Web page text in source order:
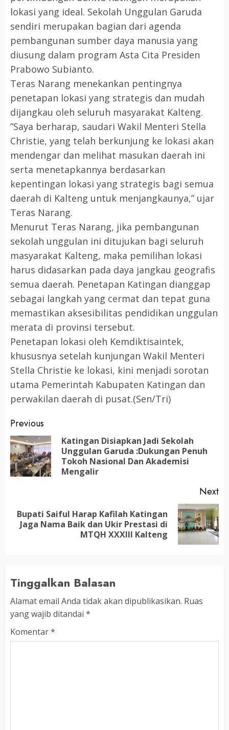
lokasi yang ideal. Sekolah Unggulan Garuda
sendiri merupakan bagian dari agenda
pembangunan sumber daya manusia yang
diusung dalam program Asta Cita Presiden
Prabowo Subianto.
​Teras Narang menekankan pentingnya
penetapan lokasi yang strategis dan mudah
dijangkau oleh seluruh masyarakat Kalteng.​
”Saya berharap, saudari Wakil Menteri Stella
Christie, yang telah berkunjung ke lokasi akan
mendengar dan melihat masukan daerah ini
serta menetapkannya berdasarkan
kepentingan lokasi yang strategis bagi semua
daerah di Kalteng untuk menjangkaunya,” ujar
Teras Narang.
​Menurut Teras Narang, jika pembangunan
sekolah unggulan ini ditujukan bagi seluruh
masyarakat Kalteng, maka pemilihan lokasi
harus didasarkan pada daya jangkau geografis
semua daerah. Penetapan Katingan dianggap
sebagai langkah yang cermat dan tepat guna
memastikan aksesibilitas pendidikan unggulan
merata di provinsi tersebut.
​Penetapan lokasi oleh Kemdiktisaintek,
khususnya setelah kunjungan Wakil Menteri
Stella Christie ke lokasi, kini menjadi sorotan
utama Pemerintah Kabupaten Katingan dan
perwakilan daerah di pusat.(Sen/Tri)
Post
navigation
Previous
Katingan Disiapkan Jadi Sekolah
Unggulan Garuda :Dukungan Penuh
Tokoh Nasional Dan Akademisi
Mengalir
Next
Next
Bupati Saiful Harap Kafilah Katingan
Jaga Nama Baik dan Ukir Prestasi di
MTQH XXXIII Kalteng
Tinggalkan Balasan
Alamat email Anda tidak akan dipublikasikan. Ruas
yang wajib ditandai *
Komentar*